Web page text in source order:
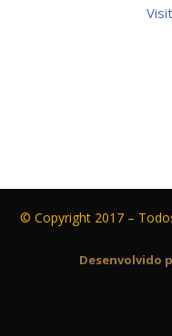
© Copyright 2017 –
Desenvolvido